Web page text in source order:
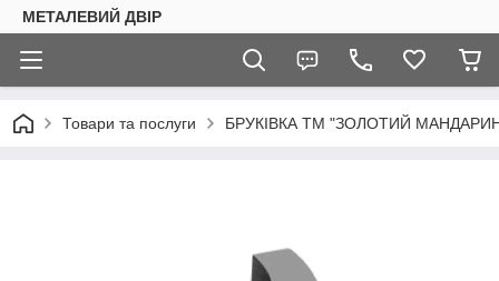
МЕТАЛЕВИЙ ДВІР
Товари та послуги БРУКІВКА ТМ "ЗОЛОТИЙ